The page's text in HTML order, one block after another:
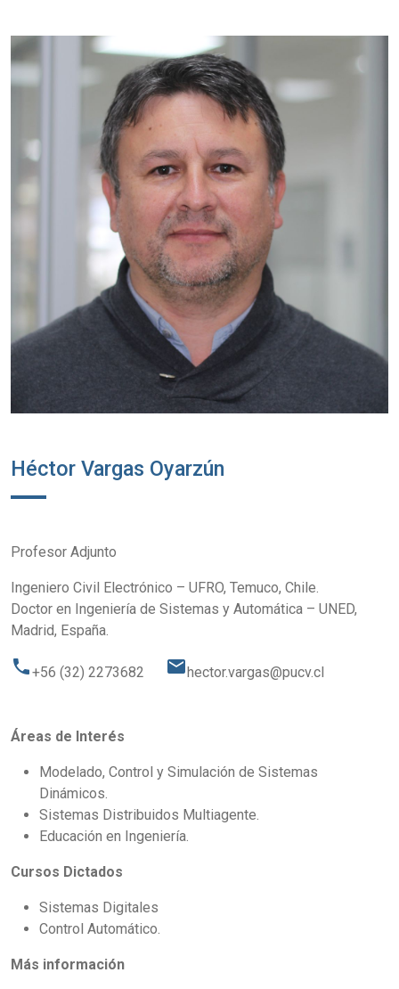
Héctor Vargas Oyarzún
Profesor Adjunto
Ingeniero Civil Electrónico – UFRO, Temuco, Chile.
Doctor en Ingeniería de Sistemas y Automática – UNED,
Madrid, España.
phone+56 (32) 2273682 emailhector.vargas@pucv.cl
Áreas de Interés
Modelado, Control y Simulación de Sistemas
Dinámicos.
Sistemas Distribuidos Multiagente.
Educación en Ingeniería.
Cursos Dictados
Sistemas Digitales
Control Automático.
Más información